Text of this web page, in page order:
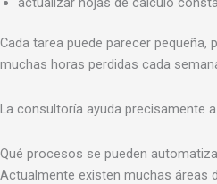
Cada tarea puede parecer pequeña,
muchas horas perdidas cada
La consultoría ayuda precisamente
Qué procesos se pueden
Actualmente existen muchas áreas